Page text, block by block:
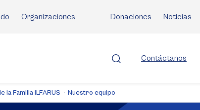
Organizaciones Donaciones Noticias
Contáctanos
Familia ILFARUS Nuestro equipo